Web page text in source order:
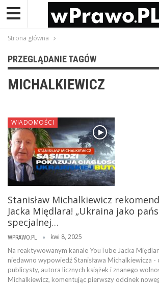
Strona główna
PRZEGLĄDANIE TAGÓW
MICHALKIEWICZ
WIADOMOŚCI
Stanisław Michalkiewicz
Jacka Międlara! „Ukraina jako
specjalnej…
WPRAWO.PL kwi 8, 2025
Na reaktywowanym kanale YouTube Jacka
niedawno wypowiedź Stanisława Michalkiewicza -
publicysty, autora licznych książek i znanego
Michalkiewicz, komentując pierwszy odcinek